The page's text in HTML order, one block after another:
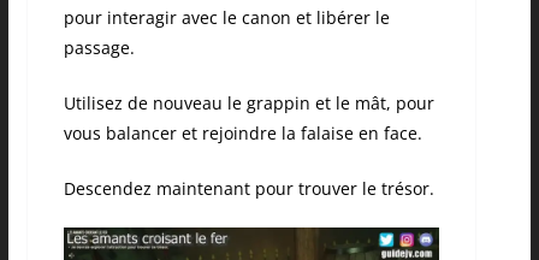
pour interagir avec le canon et libérer le
passage.
Utilisez de nouveau le grappin et le mât, pour
vous balancer et rejoindre la falaise en face.
Descendez maintenant pour trouver le trésor.